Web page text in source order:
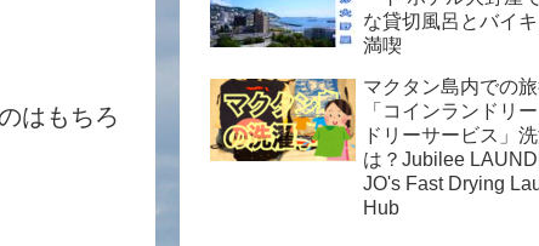
はもちろ
な貸切風呂とバイ
満喫
マクタン島内での
「コインランドリ
ドリーサービス」
は？Jubilee
JO's Fast Drying
Hub